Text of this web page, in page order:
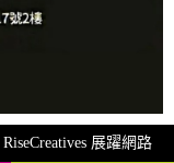
RiseCreatives 展躍網路